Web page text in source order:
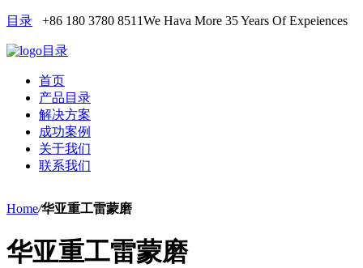
目录 +86 180 3780 8511We Hava More 35 Years Of Expeiences
目录
首页
产品目录
解决方案
成功案例
关于我们
联系我们
Home/华亚重工雷蒙磨
华亚重工雷蒙磨